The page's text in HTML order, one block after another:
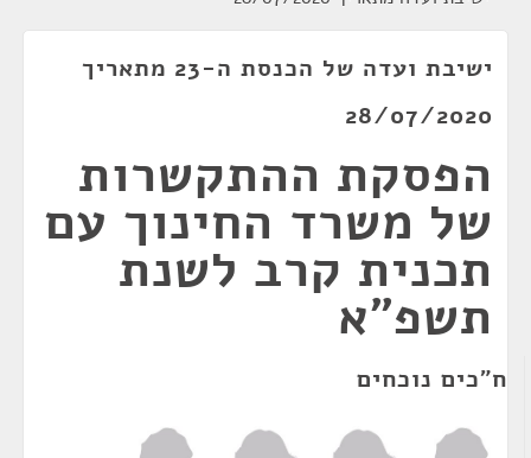
ישיבת ועדה של הכנסת ה-23 מתאריך
28/07/2020
הפסקת ההתקשרות
של משרד החינוך עם
תכנית קרב לשנת
תשפ"א
ח"כים נוכחים